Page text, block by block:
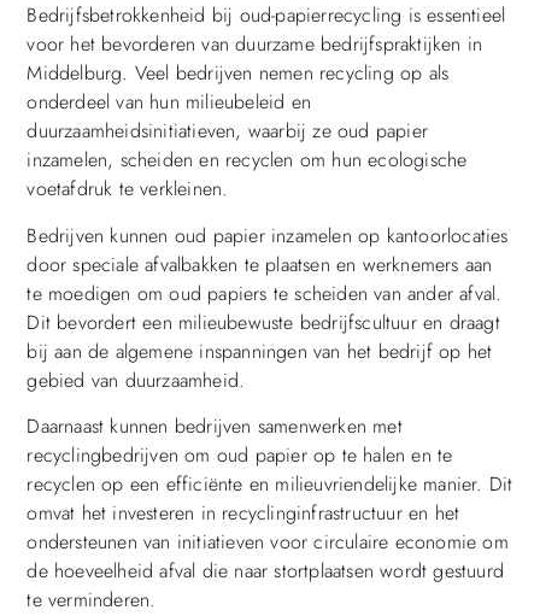
Bedrijfsbetrokkenheid bij oud-papierrecycling is essentieel
voor het bevorderen van duurzame bedrijfspraktijken in
Middelburg. Veel bedrijven nemen recycling op als
onderdeel van hun milieubeleid en
duurzaamheidsinitiatieven, waarbij ze oud papier
inzamelen, scheiden en recyclen om hun ecologische
voetafdruk te verkleinen.
Bedrijven kunnen oud papier inzamelen op kantoorlocaties
door speciale afvalbakken te plaatsen en werknemers aan
te moedigen om oud papiers te scheiden van ander afval.
Dit bevordert een milieubewuste bedrijfscultuur en draagt
bij aan de algemene inspanningen van het bedrijf op het
gebied van duurzaamheid.
Daarnaast kunnen bedrijven samenwerken met
recyclingbedrijven om oud papier op te halen en te
recyclen op een efficiënte en milieuvriendelijke manier. Dit
omvat het investeren in recyclinginfrastructuur en het
ondersteunen van initiatieven voor circulaire economie om
de hoeveelheid afval die naar stortplaatsen wordt gestuurd
te verminderen.